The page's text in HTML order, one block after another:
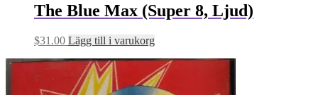
The Blue Max (Super 8, Ljud)
$31.00 Lägg till i varukorg